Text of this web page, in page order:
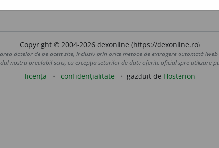
Copyright © 2004-2026 dexonline (https://dexonline.ro)
datelor de pe acest site, inclusiv prin orice metode de extragere automată
nostru prealabil scris, cu excepția seturilor de date oferite oficial spre utilizare
licență confidențialitate găzduit de Hosterion